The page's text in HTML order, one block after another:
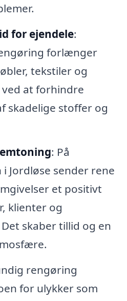
for ejendele:
forlænger
tekstiler og
at forhindre
skadelige stoffer og
: På
Jordløse sender rene
et positivt
klienter og
skaber tillid og en
rengøring
for ulykker som